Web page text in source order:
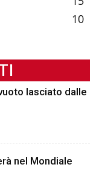
10
lasciato dalle
nel Mondiale